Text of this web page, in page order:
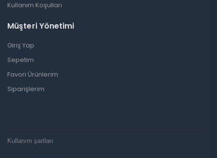
Kullanım Koşulları
Müşteri Yönetimi
Giriş Yap
Sepetim
Favori Ürünlerim
Siparişlerim
Kullanım şartları